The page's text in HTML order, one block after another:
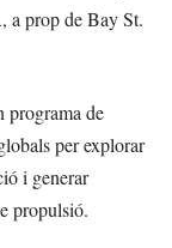
a prop de Bay St.
programa de
per explorar
i generar
propulsió.